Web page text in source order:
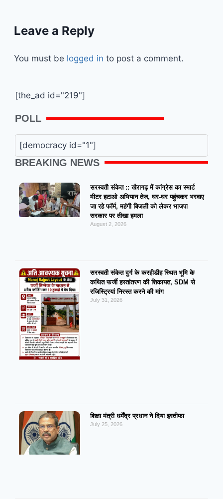
Leave a Reply
You must be logged in to post a comment.
[the_ad id="219"]
POLL
[democracy id="1"]
BREAKING NEWS
सरस्वती संकेत :: खैरागढ़ में कांग्रेस का स्मार्ट
मीटर हटाओ अभियान तेज, घर-घर पहुंचकर भरवाए
जा रहे फॉर्म, महंगी बिजली को लेकर भाजपा
सरकार पर तीखा हमला
August 2, 2026
सरस्वती संकेत दुर्ग के करहीडीह स्थित भूमि के
कथित फर्जी हस्तांतरण की शिकायत, SDM से
रजिस्ट्रियां निरस्त करने की मांग
July 31, 2026
शिक्षा मंत्री धर्मेंद्र प्रधान ने दिया इस्तीफा
July 25, 2026